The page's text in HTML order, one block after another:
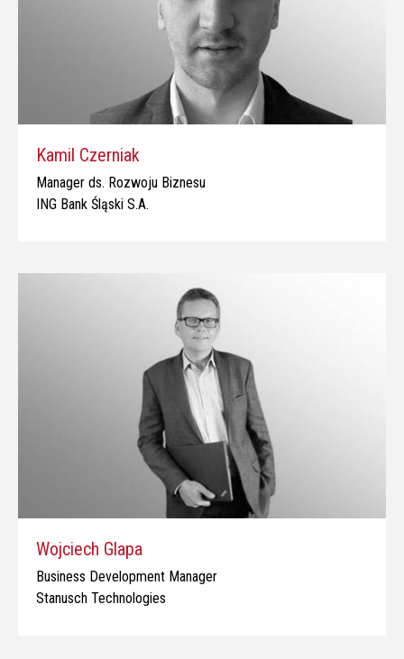
Kamil Czerniak
Manager ds. Rozwoju Biznesu
ING Bank Śląski S.A.
Wojciech Glapa
Business Development Manager
Stanusch Technologies